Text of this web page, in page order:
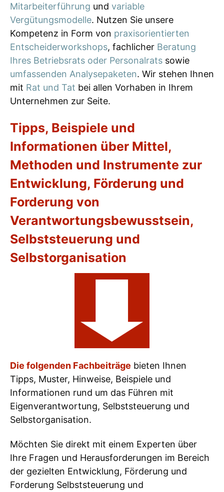
Mitarbeiterführung und variable
Vergütungsmodelle. Nutzen Sie unsere
Kompetenz in Form von praxisorientierten
Entscheiderworkshops, fachlicher Beratung
Ihres Betriebsrats oder Personalrats sowie
umfassenden Analysepaketen. Wir stehen Ihnen
mit Rat und Tat bei allen Vorhaben in Ihrem
Unternehmen zur Seite.
Tipps, Beispiele und
Informationen über Mittel,
Methoden und Instrumente zur
Entwicklung, Förderung und
Forderung von
Verantwortungsbewusstsein,
Selbststeuerung und
Selbstorganisation
Die folgenden Fachbeiträge bieten Ihnen
Tipps, Muster, Hinweise, Beispiele und
Informationen rund um das Führen mit
Eigenverantwortung, Selbststeuerung und
Selbstorganisation.
Möchten Sie direkt mit einem Experten über
Ihre Fragen und Herausforderungen im Bereich
der gezielten Entwicklung, Förderung und
Forderung Selbststeuerung und